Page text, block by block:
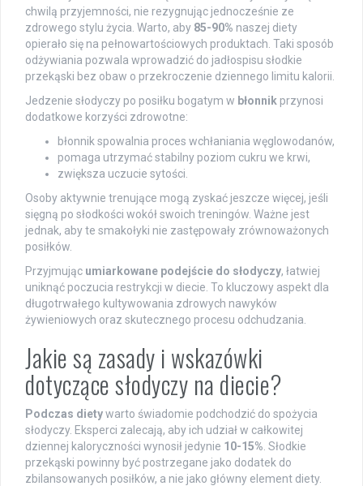
chwilą przyjemności, nie rezygnując jednocześnie ze
zdrowego stylu życia. Warto, aby 85-90% naszej diety
opierało się na pełnowartościowych produktach. Taki sposób
odżywiania pozwala wprowadzić do jadłospisu słodkie
przekąski bez obaw o przekroczenie dziennego limitu kalorii.
Jedzenie słodyczy po posiłku bogatym w błonnik przynosi
dodatkowe korzyści zdrowotne:
błonnik spowalnia proces wchłaniania węglowodanów,
pomaga utrzymać stabilny poziom cukru we krwi,
zwiększa uczucie sytości.
Osoby aktywnie trenujące mogą zyskać jeszcze więcej, jeśli
sięgną po słodkości wokół swoich treningów. Ważne jest
jednak, aby te smakołyki nie zastępowały zrównoważonych
posiłków.
Przyjmując umiarkowane podejście do słodyczy, łatwiej
uniknąć poczucia restrykcji w diecie. To kluczowy aspekt dla
długotrwałego kultywowania zdrowych nawyków
żywieniowych oraz skutecznego procesu odchudzania.
Jakie są zasady i wskazówki
dotyczące słodyczy na diecie?
Podczas dietywarto świadomie podchodzić do spożycia
słodyczy. Eksperci zalecają, aby ich udział w całkowitej
dziennej kaloryczności wynosił jedynie 10-15%. Słodkie
przekąski powinny być postrzegane jako dodatek do
zbilansowanych posiłków, a nie jako główny element diety.